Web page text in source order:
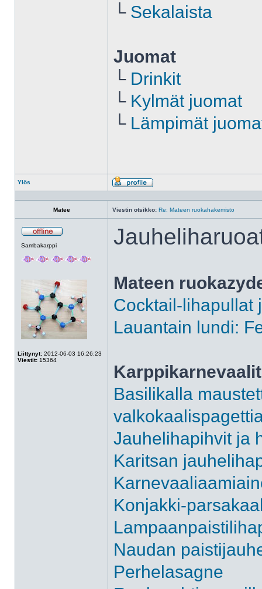
└ Sekalaista
Juomat
└ Drinkit
└ Kylmät juomat
└ Lämpimät
Ylös
Profiili
Matee Viestin otsikko: Re: Mateen ruokahakemisto
Sambakarppi
Liittynyt: 2012-06-03 16:26:23
Viestit: 15364
Mateen
Cocktail-lihapullat
Lauantain lundi:
Karppikarnevaalit
Basilikalla
Jauhelihapihvit ja
Karitsan
Konjakki-
Naudan
Perhelasagne